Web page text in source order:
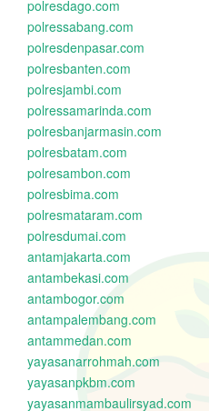
polresdago.com
polressabang.com
polresdenpasar.com
polresbanten.com
polresjambi.com
polressamarinda.com
polresbanjarmasin.com
polresbatam.com
polresambon.com
polresbima.com
polresmataram.com
polresdumai.com
antamjakarta.com
antambekasi.com
antambogor.com
antampalembang.com
antammedan.com
yayasanarrohmah.com
yayasanpkbm.com
yayasanmambaulirsyad.com